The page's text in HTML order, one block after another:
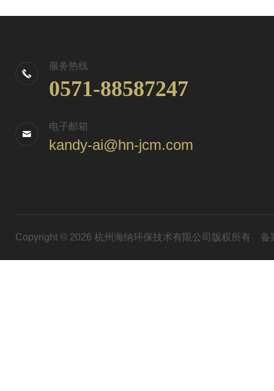
服务热线
0571-88587247
电子邮箱
kandy-ai@hn-jcm.com
Copyright © 2026 杭州海纳环保技术有限公司版权所有 备